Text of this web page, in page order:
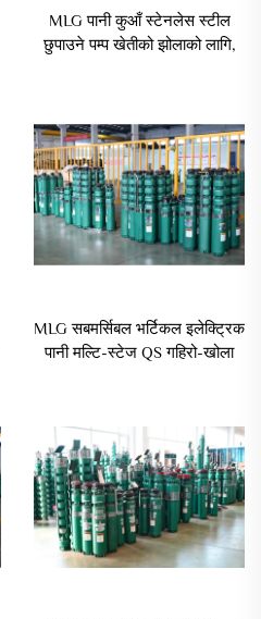
MLG पानी कुआँ स्टेनलेस स्टील
छुपाउने पम्प खेतीको झोलाको लागि,
MLG सबमर्सिबल भर्टिकल इलेक्ट्रिक
पानी मल्टि-स्टेज QS गहिरो-खोला